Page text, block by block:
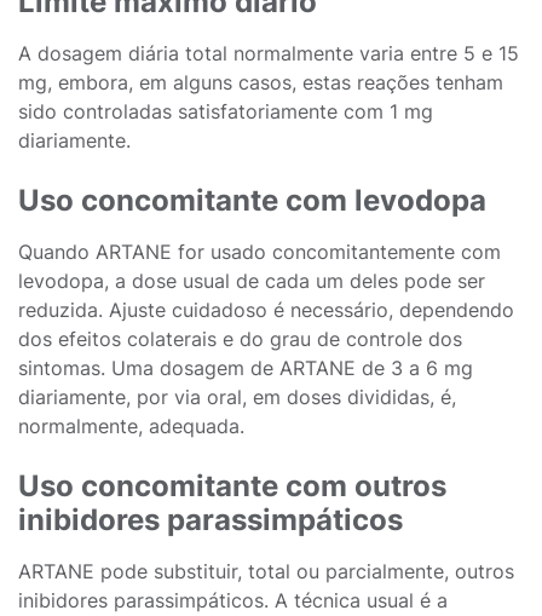
A dosagem diária total normalmente varia entre 5 e 15
mg, embora, em alguns casos, estas reações tenham
sido controladas satisfatoriamente com 1 mg
diariamente.
Uso concomitante com levodopa
Quando ARTANE for usado concomitantemente com
levodopa, a dose usual de cada um deles pode ser
reduzida. Ajuste cuidadoso é necessário, dependendo
dos efeitos colaterais e do grau de controle dos
sintomas. Uma dosagem de ARTANE de 3 a 6 mg
diariamente, por via oral, em doses divididas, é,
normalmente, adequada.
Uso concomitante com outros
inibidores parassimpáticos
ARTANE pode substituir, total ou parcialmente, outros
inibidores parassimpáticos. A técnica usual é a